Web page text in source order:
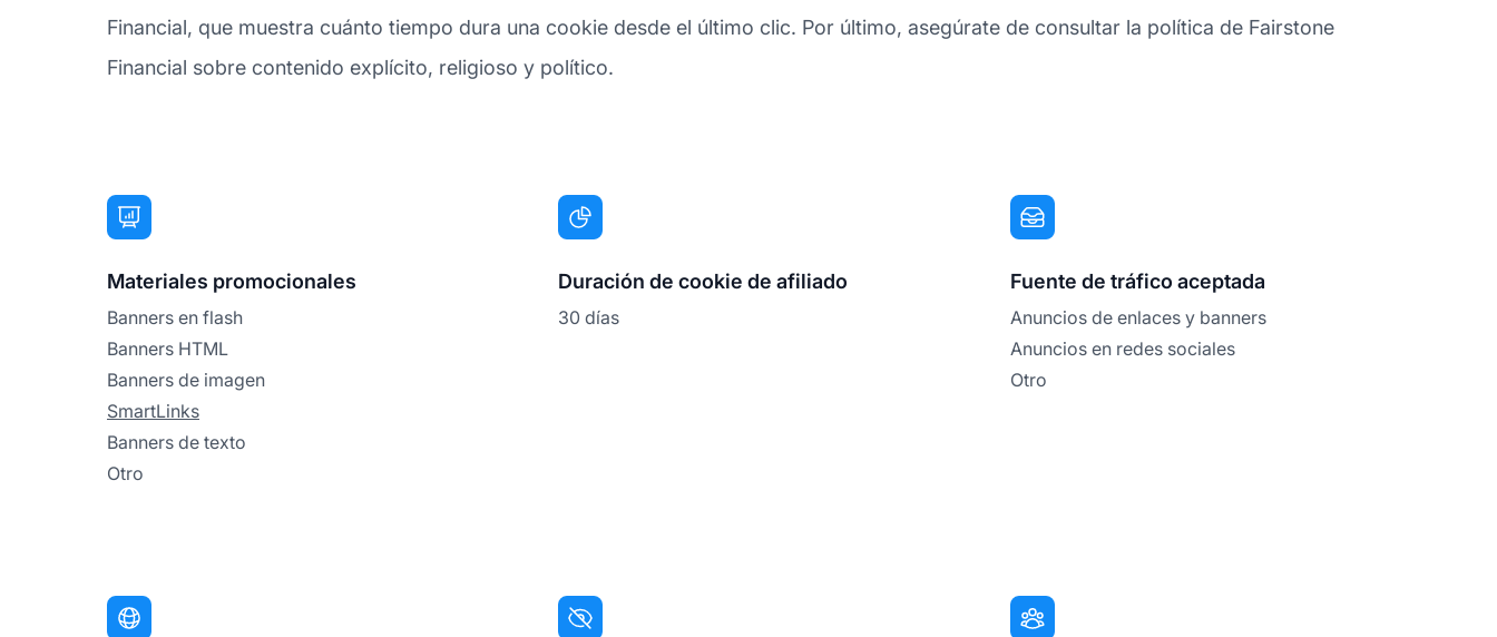
Financial, que muestra cuánto tiempo dura una cookie desde el último clic. Por último, asegúrate de consultar la política de Fairstone
Financial sobre contenido explícito, religioso y político.
Materiales promocionales
Banners en flash
Banners HTML
Banners de imagen
SmartLinks
Banners de texto
Otro
Duración de cookie de afiliado
30 días
Fuente de tráfico aceptada
Anuncios de enlaces y banners
Anuncios en redes sociales
Otro